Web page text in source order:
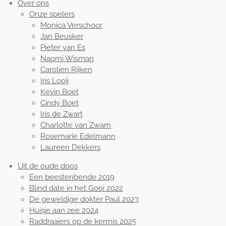
Over ons
Onze spelers
Monica Verschoor
Jan Beusker
Pieter van Es
Naomi Wisman
Carolien Rijken
Iris Looij
Kevin Boet
Cindy Boet
Iris de Zwart
Charlotte van Zwam
Rosemarie Edelmann
Laureen Dekkers
Uit de oude doos
Een beestenbende 2019
Blind date in het Gooi 2022
De geweldige dokter Paul 2023
Huisje aan zee 2024
Raddraaiers op de kermis 2025